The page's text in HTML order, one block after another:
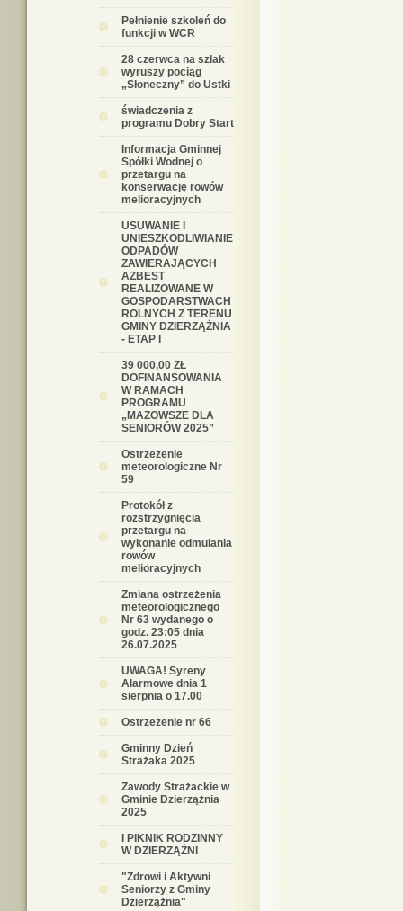
Pełnienie szkoleń do
funkcji w WCR
28 czerwca na szlak
wyruszy pociąg
„Słoneczny” do Ustki
świadczenia z
programu Dobry Start
Informacja Gminnej
Spółki Wodnej o
przetargu na
konserwację rowów
melioracyjnych
USUWANIE I
UNIESZKODLIWIANIE
ODPADÓW
ZAWIERAJĄCYCH
AZBEST
REALIZOWANE W
GOSPODARSTWACH
ROLNYCH Z TERENU
GMINY DZIERZĄŻNIA
- ETAP I
39 000,00 ZŁ
DOFINANSOWANIA
W RAMACH
PROGRAMU
„MAZOWSZE DLA
SENIORÓW 2025”
Ostrzeżenie
meteorologiczne Nr
59
Protokół z
rozstrzygnięcia
przetargu na
wykonanie odmulania
rowów
melioracyjnych
Zmiana ostrzeżenia
meteorologicznego
Nr 63 wydanego o
godz. 23:05 dnia
26.07.2025
UWAGA! Syreny
Alarmowe dnia 1
sierpnia o 17.00
Ostrzeżenie nr 66
Gminny Dzień
Strażaka 2025
Zawody Strażackie w
Gminie Dzierzążnia
2025
I PIKNIK RODZINNY
W DZIERZĄŻNI
"Zdrowi i Aktywni
Seniorzy z Gminy
Dzierzążnia"